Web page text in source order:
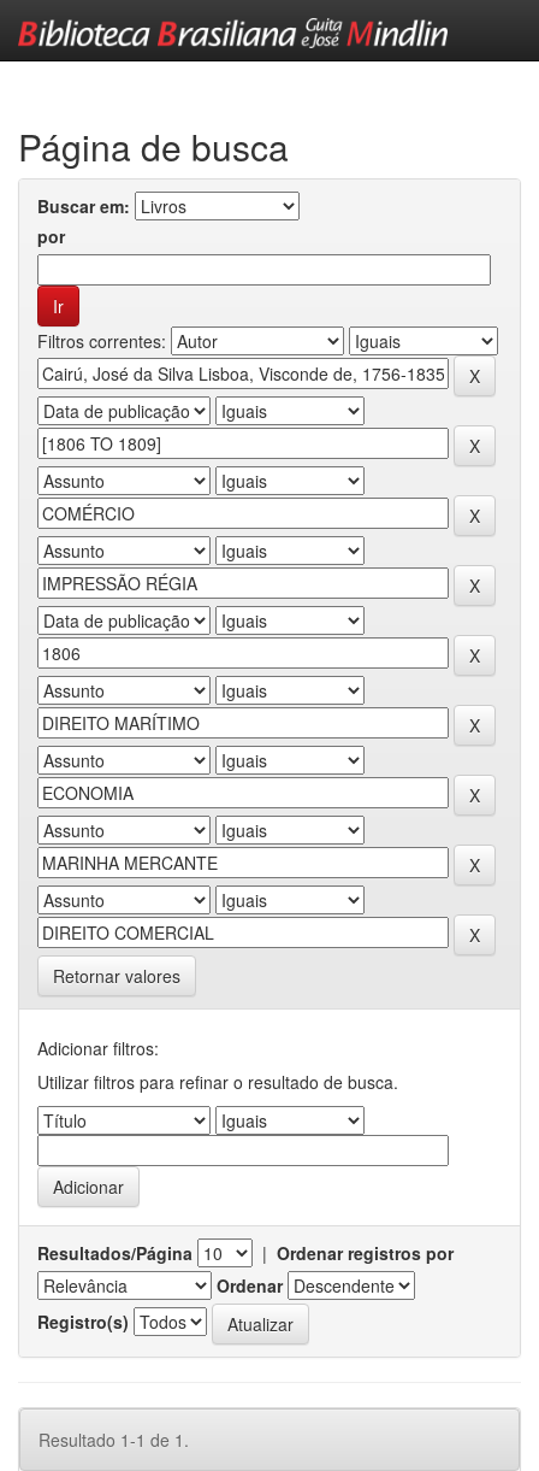
Página de busca
Buscar em:
por
Filtros correntes:
Retornar valores
Adicionar filtros:
Utilizar filtros para refinar o resultado de busca.
Resultados/Página | Ordenar registros por
Ordenar
Registro(s)
Resultado 1-1 de 1.